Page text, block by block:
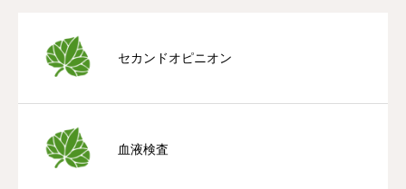
セカンドオピニオン
血液検査